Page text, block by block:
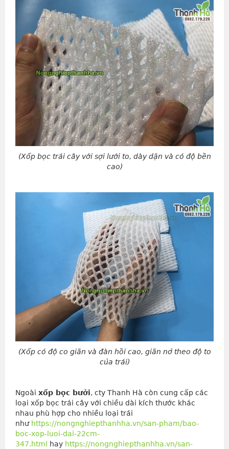
(Xốp bọc trái cây với sợi lưới to, dày dặn và có độ bền
cao)
(Xốp có độ co giãn và đàn hồi cao, giãn nở theo độ to
của trái)
Ngoài xốp bọc bưởi, cty Thanh Hà còn cung cấp các
loại xốp bọc trái cây với chiều dài kích thước khác
nhau phù hợp cho nhiều loại trái
như https://nongnghiepthanhha.vn/san-pham/bao-
boc-xop-luoi-dai-22cm-
347.html
hay https://nongnghiepthanhha.vn/san-